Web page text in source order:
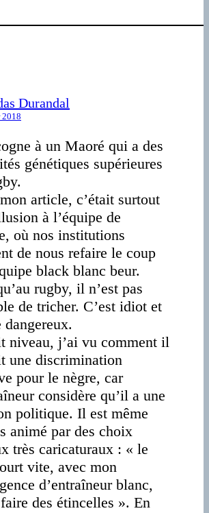
Durandal
à un Maoré qui a des
génétiques supérieures
article, c’était surtout
à l’équipe de
où nos institutions
de nous refaire le coup
black blanc beur.
rugby, il n’est pas
de tricher. C’est idiot et
dangereux.
niveau, j’ai vu comment il
une discrimination
pour le nègre, car
considère qu’il a une
politique. Il est même
animé par des choix
très caricaturaux : « le
vite, avec mon
d’entraîneur blanc,
des étincelles ». En